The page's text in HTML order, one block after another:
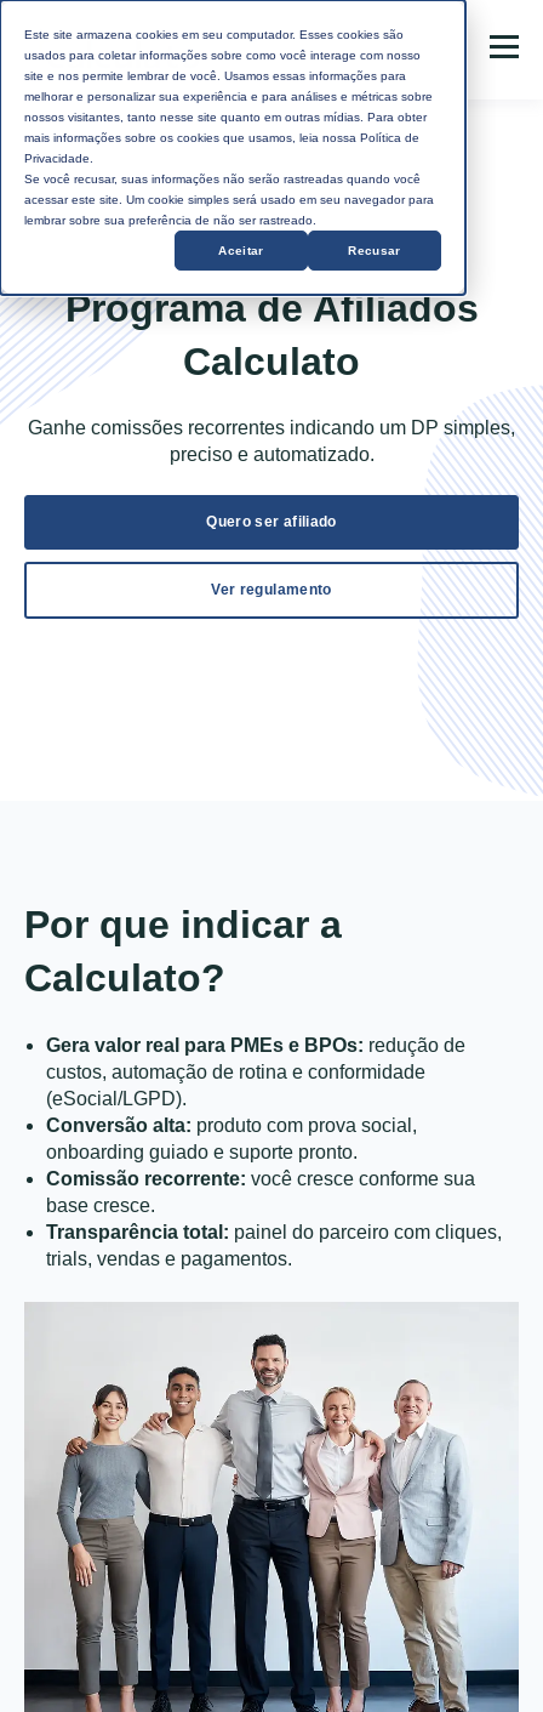
Este site armazena cookies em seu computador. Esses cookies são
usados para coletar informações sobre como você interage com nosso
site e nos permite lembrar de você. Usamos essas informações para
melhorar e personalizar sua experiência e para análises e métricas sobre
nossos visitantes, tanto nesse site quanto em outras mídias. Para obter
mais informações sobre os cookies que usamos, leia nossa Política de
Privacidade.
Se você recusar, suas informações não serão rastreadas quando você
acessar este site. Um cookie simples será usado em seu navegador para
lembrar sobre sua preferência de não ser rastreado.
Aceitar Recusar
Programa de Afiliados
Calculato
Ganhe comissões recorrentes indicando um DP simples,
preciso e automatizado.
Quero ser afiliado
Ver regulamento
Por que indicar a
Calculato?
Gera valor real para PMEs e BPOs: redução de
custos, automação de rotina e conformidade
(eSocial/LGPD).
Conversão alta: produto com prova social,
onboarding guiado e suporte pronto.
Comissão recorrente: você cresce conforme sua
base cresce.
Transparência total: painel do parceiro com cliques,
trials, vendas e pagamentos.